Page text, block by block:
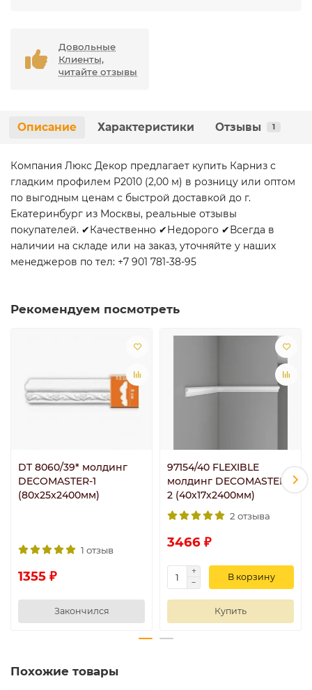
Довольные
Клиенты,
читайте отзывы
Описание Характеристики Отзывы 1
Компания Люкс Декор предлагает купить Карниз с
гладким профилем P2010 (2,00 м) в розницу или оптом
по выгодным ценам с быстрой доставкой до г.
Екатеринбург из Москвы, реальные отзывы
покупателей. ✔Качественно ✔Недорого ✔Всегда в
наличии на складе или на заказ, уточняйте у наших
менеджеров по тел: +7 901 781-38-95
Рекомендуем посмотреть
DT 8060/39* молдинг
DECOMASTER-1
(80х25x2400мм)
1 отзыв
1355 ₽
Закончился
97154/40 FLEXIBLE
молдинг DECOMASTER-
2 (40х17х2400мм)
2 отзыва
3466 ₽
В корзину
Купить
Похожие товары